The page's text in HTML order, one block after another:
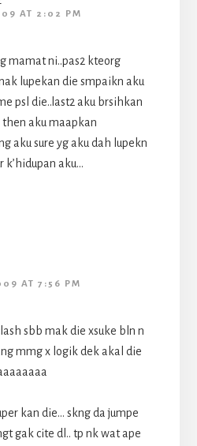
AT 2:02 PM
mamat ni..pas2 kteorg
lupekan die smpaikn aku
psl die..last2 aku brsihkan
then aku maapkan
aku sure yg aku dah lupekn
k’hidupan aku…
AT 7:56 PM
sbb mak die xsuke bln n
mmg x logik dek akal die
kan die… skng da jumpe
gak cite dl.. tp nk wat ape